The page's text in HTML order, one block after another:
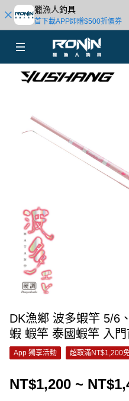
獵漁人釣具
首下載APP即贈$500折價券
DK漁鄉 波多蝦竿 5/6、6/7、
App 獨享活動 超取滿NT$1,200
NT$1,200 ~